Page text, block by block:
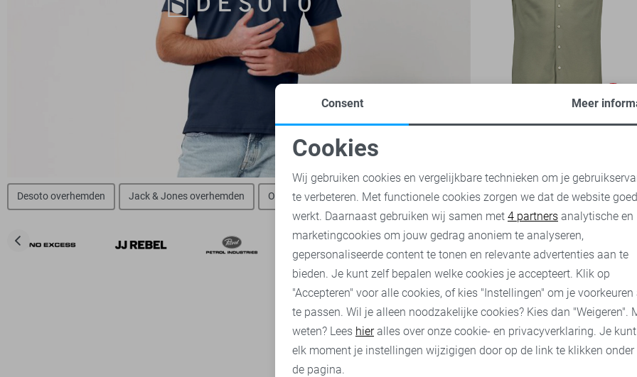
Desoto Overhemd
Desoto overhemden Jack & Jones overhemden Only & Sons overhemden Cast Iron overhemden Gabbiano overhemden
Noodzakelijke cookies
Analytische cookies Marketing cookies
Consent Meer
Cookies
Wij gebruiken cookies en vergelijkbare technieken om je
te verbeteren. Met functionele cookies zorgen we dat de website goed
werkt. Daarnaast gebruiken wij samen met 4 partners analytische en
marketingcookies om jouw gedrag anoniem te analyseren,
gepersonaliseerde content te tonen en relevante advertenties aan te
bieden. Je kunt zelf bepalen welke cookies je accepteert. Klik op
"Accepteren" voor alle cookies, of kies "Instellingen" om je voorkeuren
te passen. Wil je alleen noodzakelijke cookies? Kies dan "Weigeren".
weten? Lees hieralles over onze cookie- en privacyverklaring. Je
elk moment je instellingen wijzigigen door op de link te klikken onder
de pagina.